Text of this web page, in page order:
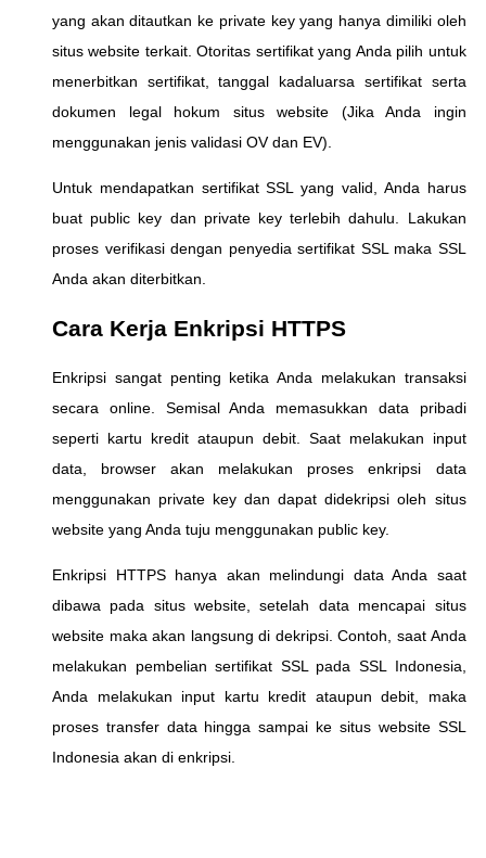
yang akan ditautkan ke private key yang hanya dimiliki oleh
situs website terkait. Otoritas sertifikat yang Anda pilih untuk
menerbitkan sertifikat, tanggal kadaluarsa sertifikat serta
dokumen legal hokum situs website (Jika Anda ingin
menggunakan jenis validasi OV dan EV).
Untuk mendapatkan sertifikat SSL yang valid, Anda harus
buat public key dan private key terlebih dahulu. Lakukan
proses verifikasi dengan penyedia sertifikat SSL maka SSL
Anda akan diterbitkan.
Cara Kerja Enkripsi HTTPS
Enkripsi sangat penting ketika Anda melakukan transaksi
secara online. Semisal Anda memasukkan data pribadi
seperti kartu kredit ataupun debit. Saat melakukan input
data, browser akan melakukan proses enkripsi data
menggunakan private key dan dapat didekripsi oleh situs
website yang Anda tuju menggunakan public key.
Enkripsi HTTPS hanya akan melindungi data Anda saat
dibawa pada situs website, setelah data mencapai situs
website maka akan langsung di dekripsi. Contoh, saat Anda
melakukan pembelian sertifikat SSL pada SSL Indonesia,
Anda melakukan input kartu kredit ataupun debit, maka
proses transfer data hingga sampai ke situs website SSL
Indonesia akan di enkripsi.